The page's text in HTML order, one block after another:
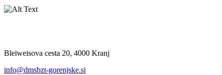
Bleiweisova cesta 20, 4000 Kranj
info@dmsbzt-gorenjske.si